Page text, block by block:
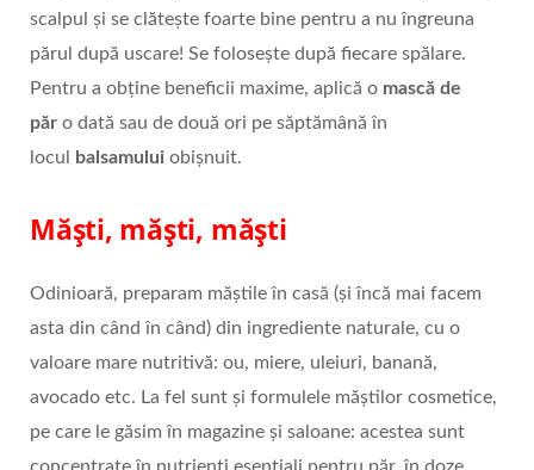
scalpul și se clătește foarte bine pentru a nu îngreuna
părul după uscare! Se folosește după fiecare spălare.
Pentru a obține beneficii maxime, aplică o mască de
păr o dată sau de două ori pe săptămână în
locul
balsamului obișnuit.
Măști, măști, măști
Odinioară, preparam măștile în casă (și încă mai facem
asta din când în când) din ingrediente naturale, cu o
valoare mare nutritivă: ou, miere, uleiuri, banană,
avocado etc. La fel sunt și formulele măștilor cosmetice,
pe care le găsim în magazine și saloane: acestea sunt
concentrate în nutrienți esențiali pentru păr, în doze